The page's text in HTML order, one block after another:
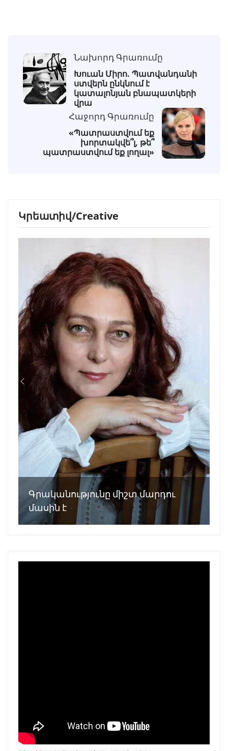
Նախորդ Գրառումը
Խուան Միրո. Պատվանդանի
ստվերն ընկնում է
կատալոնյան բնապատկերի
վրա
Հաջորդ Գրառումը
«Պատրաստվում եք
խորտակվե՞լ, թե՞
պատրաստվում եք լողալ»
Կրեատիվ/Creative
Գրականությունը միշտ մարդու
մասին է